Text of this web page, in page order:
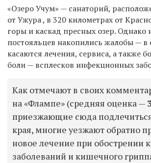
«Озеро Учум» — санаторий,
от Ужура , в 320 километрах от
горы и каскад пресных озер. Однако
постояльцев накопились жалобы —
касаются лечения, сервиса, а также
боли — всплесков инфекционных
Как отмечают в своих
на «Флампе» (средняя оценка —
приезжающие сюда
края, многие уезжают обратно
новое лечение при обострении
заболеваний и кишечного